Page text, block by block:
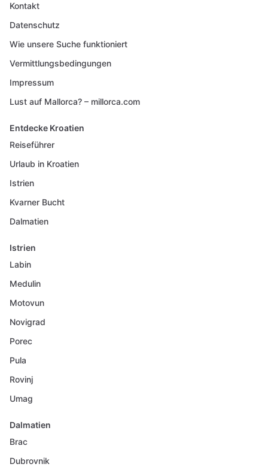
Kontakt
Datenschutz
Wie unsere Suche funktioniert
Vermittlungsbedingungen
Impressum
Lust auf Mallorca? – millorca.com
Entdecke Kroatien
Reiseführer
Urlaub in Kroatien
Istrien
Kvarner Bucht
Dalmatien
Istrien
Labin
Medulin
Motovun
Novigrad
Porec
Pula
Rovinj
Umag
Dalmatien
Brac
Dubrovnik